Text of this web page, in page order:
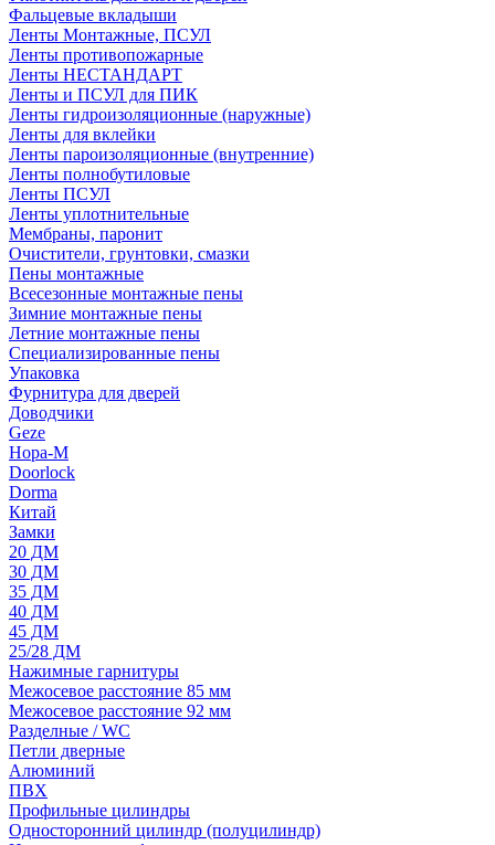
Фальцевые вкладыши
Ленты Монтажные, ПСУЛ
Ленты противопожарные
Ленты НЕСТАНДАРТ
Ленты и ПСУЛ для ПИК
Ленты гидроизоляционные (наружные)
Ленты для вклейки
Ленты пароизоляционные (внутренние)
Ленты полнобутиловые
Ленты ПСУЛ
Ленты уплотнительные
Мембраны, паронит
Очистители, грунтовки, смазки
Пены монтажные
Всесезонные монтажные пены
Зимние монтажные пены
Летние монтажные пены
Специализированные пены
Упаковка
Фурнитура для дверей
Доводчики
Geze
Нора-М
Doorlock
Dorma
Китай
Замки
20 ДМ
30 ДМ
35 ДМ
40 ДМ
45 ДМ
25/28 ДМ
Нажимные гарнитуры
Межосевое расстояние 85 мм
Межосевое расстояние 92 мм
Разделные / WC
Петли дверные
Алюминий
ПВХ
Профильные цилиндры
Односторонний цилиндр (полуцилиндр)